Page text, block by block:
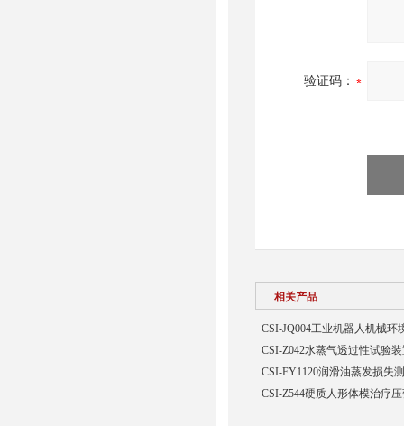
验证码：
相关产品
CSI-JQ004工业机器人机械
CSI-Z042水蒸气透过性试验
CSI-FY1120润滑油蒸发损失
CSI-Z544硬质人形体模治疗